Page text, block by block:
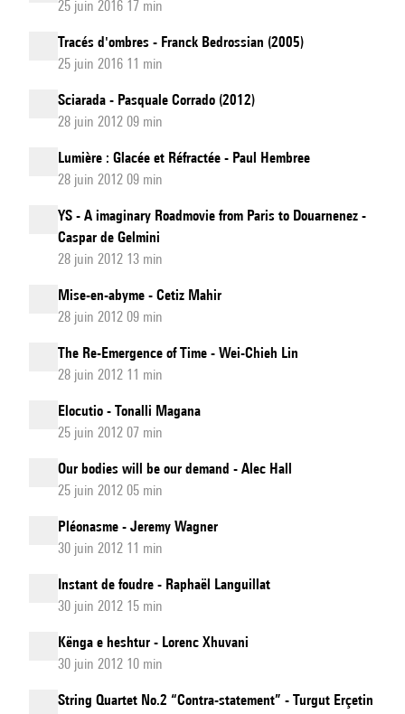
25 juin 2016 17 min
Tracés d'ombres - Franck Bedrossian (2005)
25 juin 2016 11 min
Sciarada - Pasquale Corrado (2012)
28 juin 2012 09 min
Lumière : Glacée et Réfractée - Paul Hembree
28 juin 2012 09 min
YS - A imaginary Roadmovie from Paris to Douarnenez -
Caspar de Gelmini
28 juin 2012 13 min
Mise-en-abyme - Cetiz Mahir
28 juin 2012 09 min
The Re-Emergence of Time - Wei-Chieh Lin
28 juin 2012 11 min
Elocutio - Tonalli Magana
25 juin 2012 07 min
Our bodies will be our demand - Alec Hall
25 juin 2012 05 min
Pléonasme - Jeremy Wagner
30 juin 2012 11 min
Instant de foudre - Raphaël Languillat
30 juin 2012 15 min
Kënga e heshtur - Lorenc Xhuvani
30 juin 2012 10 min
String Quartet No.2 “Contra-statement” - Turgut Erçetin